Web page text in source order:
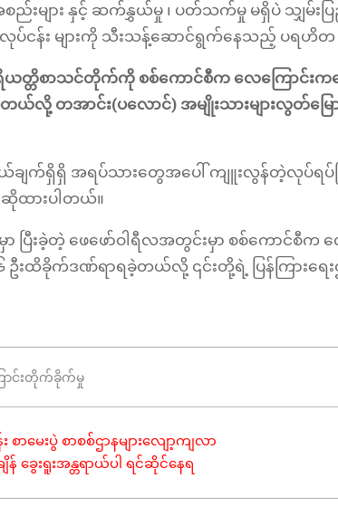
များ နှင့် ဆက်နွှယ်မှု ၊ ပတ်သက်မှု မရှိပဲ သျှမ်းပ
ငန်း များကို သီးသန့်ဆောင်ရွက်နေသည့် ပရဟိ
ယတ္တိစာသင်တိုက်ကို စစ်ကောင်စီက လေကြောင်းကန
တအာင်း(ပလောင်) အမျိုးသားများလွတ်မြော
ျက်ရှိရှိ အရပ်သားတွေအပေါ် ကျူးလွန်တဲ့လုပ်ရပ်ဖ
ထားပါတယ်။
မှာ ပြီးခဲ့တဲ့ ဖေဖော်ဝါရီလအတွင်းမှာ စစ်ကောင်စီ
ဦးထိခိုက်ဒဏ်ရာရခဲ့တယ်လို့ ၎င်းတို့ရဲ့ ပြန်ကြားရေ
ာင်းတိုက်ခိုက်မှု
ေးပွဲ စာစစ်ဌာနများလျော့ကျလာ
ခွေးရူးအန္တရာယ်ပါ ရင်ဆိုင်နေရ